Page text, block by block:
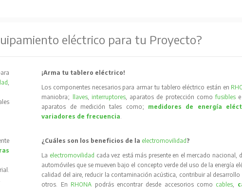
eléctrico para tu Proyecto?
,
¡Arma tu tablero eléctrico!
Los componentes necesarios para armar tu tablero eléctrico están en
maniobra;
llaves, interruptores, aparatos de protección comofusibles e
aparatos de medición tales como; medidores de energía
variadores de frecuencia.
¿Cuáles son los beneficios de la electromovilidad ?
La electromovilidad cada vez está más presente en el mercado nacional,
automóviles que se mueven bajo el concepto verde del uso de la energía
calidad del aire, reducir la contaminación acústica, contribuir al desarrollo
otros. En RHONA podrás encontrar desde accesorios como cables,